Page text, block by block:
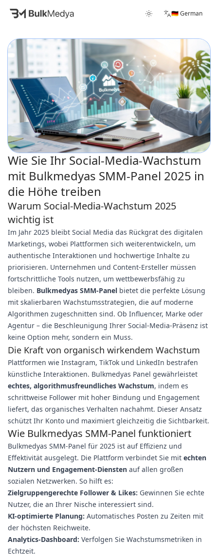
🇩🇪 German
Wie Sie Ihr Social-Media-Wachstum
mit Bulkmedyas SMM-Panel 2025 in
die Höhe treiben
Warum Social-Media-Wachstum 2025
wichtig ist
Im Jahr 2025 bleibt Social Media das Rückgrat des digitalen
Marketings, wobei Plattformen sich weiterentwickeln, um
authentische Interaktionen und hochwertige Inhalte zu
priorisieren. Unternehmen und Content-Ersteller müssen
fortschrittliche Tools nutzen, um wettbewerbsfähig zu
bleiben. Bulkmedyas SMM-Panel bietet die perfekte Lösung
mit skalierbaren Wachstumsstrategien, die auf moderne
Algorithmen zugeschnitten sind. Ob Influencer, Marke oder
Agentur – die Beschleunigung Ihrer Social-Media-Präsenz ist
keine Option mehr, sondern ein Muss.
Die Kraft von organisch wirkendem Wachstum
Plattformen wie Instagram, TikTok und LinkedIn bestrafen
künstliche Interaktionen. Bulkmedyas Panel gewährleistet
echtes, algorithmusfreundliches Wachstum, indem es
schrittweise Follower mit hoher Bindung und Engagement
liefert, das organisches Verhalten nachahmt. Dieser Ansatz
schützt Ihr Konto und maximiert gleichzeitig die Sichtbarkeit.
Wie Bulkmedyas SMM-Panel funktioniert
Bulkmedyas SMM-Panel für 2025 ist auf Effizienz und
Effektivität ausgelegt. Die Plattform verbindet Sie mit echten
Nutzern und Engagement-Diensten auf allen großen
sozialen Netzwerken. So hilft es:
Zielgruppengerechte Follower & Likes: Gewinnen Sie echte
Nutzer, die an Ihrer Nische interessiert sind.
KI-optimierte Planung: Automatisches Posten zu Zeiten mit
der höchsten Reichweite.
Analytics-Dashboard: Verfolgen Sie Wachstumsmetriken in
Echtzeit.